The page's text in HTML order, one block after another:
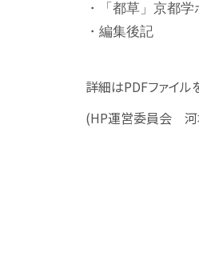
・「都草」京都
・編集後記
詳細はPDFファイル
(HP運営委員会 河